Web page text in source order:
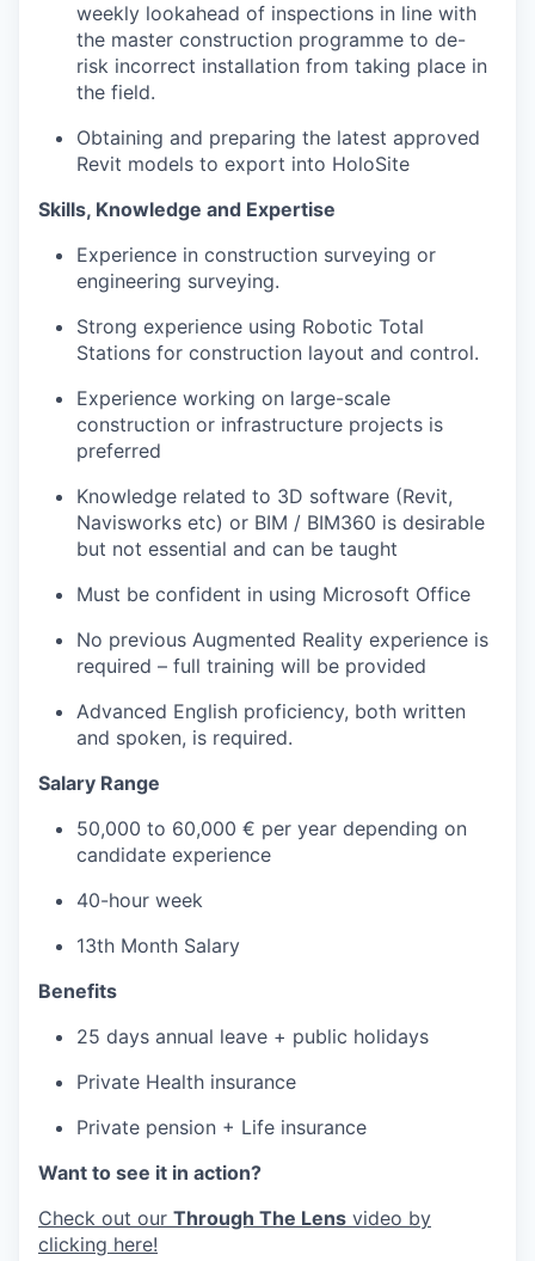
weekly lookahead of inspections in line with
the master construction programme to de-
risk incorrect installation from taking place in
the field.
Obtaining and preparing the latest approved
Revit models to export into HoloSite
Skills, Knowledge and Expertise
Experience in construction surveying or
engineering surveying.
Strong experience using Robotic Total
Stations for construction layout and control.
Experience working on large-scale
construction or infrastructure projects is
preferred
Knowledge related to 3D software (Revit,
Navisworks etc) or BIM / BIM360 is desirable
but not essential and can be taught
Must be confident in using Microsoft Office
No previous Augmented Reality experience is
required – full training will be provided
Advanced English proficiency, both written
and spoken, is required.
Salary Range
50,000 to 60,000 € per year depending on
candidate experience
40-hour week
13th Month Salary
Benefits
25 days annual leave + public holidays
Private Health insurance
Private pension + Life insurance
Want to see it in action?
Check out our Through The Lens video by
clicking here!